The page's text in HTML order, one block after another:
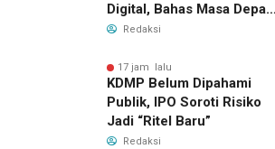
Digital, Bahas Masa Depan
NU di Era Disrupsi
Redaksi
17 jam lalu
KDMP Belum Dipahami
Publik, IPO Soroti Risiko
Jadi “Ritel Baru”
Redaksi